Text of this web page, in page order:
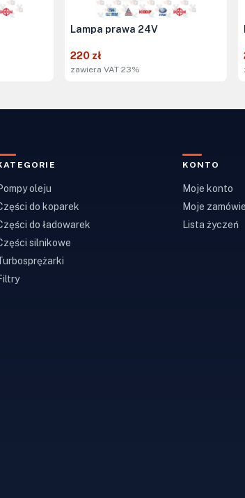
Lampa prawa 24V
220 zł
zawiera VAT 23%
oleju
do koparek
do ładowarek
silnikowe
KONTO
Moje konto
Moje
Lista życzeń